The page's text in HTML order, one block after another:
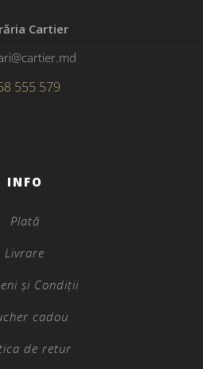
Cartier
555 579
INFO
Plată
Livrare
și Condiții
cadou
de retur